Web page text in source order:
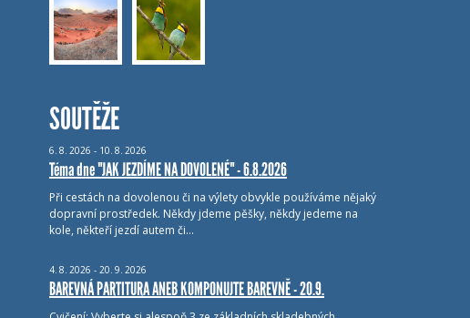
SOUTĚŽE
6. 8. 2026 - 10. 8. 2026
Téma dne "JAK JEZDÍME NA DOVOLENÉ" - 6.8.2026
Při cestách na dovolenou či na výlety obvykle používáme nějaký
dopravní prostředek. Někdy jdeme pěšky, někdy jedeme na
kole, někteří jezdí autem či…
4. 8. 2026 - 20. 9. 2026
BAREVNÁ PARTITURA ANEB KOMPONUJTE BAREVNĚ - 20.9.